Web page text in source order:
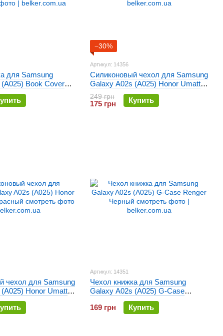
для Samsung
Book Cover
New Красный
−30%
Артикул: 14356
Силиконовый чехол для Samsung
Galaxy A02s (A025) Honor Umatt
TPU Черный
249 грн
175 грн Купить
чехол для Samsung
Honor Umatt
Артикул: 14351
Чехол книжка для Samsung
Galaxy A02s (A025) G-Case
Renger Черный
169 грн
Купить